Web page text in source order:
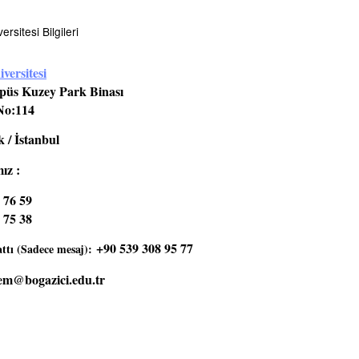
Bilgileri
Kuzey Park Binası
/ İstanbul
:
59
38
(Sadece mesaj): +90 539 308 95 77